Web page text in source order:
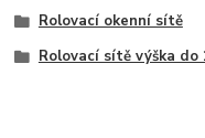
Rolovací okenní sítě
Rolovací sítě výška do